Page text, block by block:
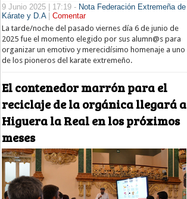
9 Junio 2025 | 17:19 - Nota Federación Extremeña de
Kárate y D.A| Comentar
La tarde/noche del pasado viernes día 6 de junio de
2025 fue el momento elegido por sus alumn@s para
organizar un emotivo y merecidísimo homenaje a uno
de los pioneros del karate extremeño.
El contenedor marrón para el
reciclaje de la orgánica llegará a
Higuera la Real en los próximos
meses